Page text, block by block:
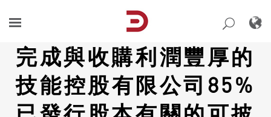
content
完成與收購利潤豐厚的
技能控股有限公司85%